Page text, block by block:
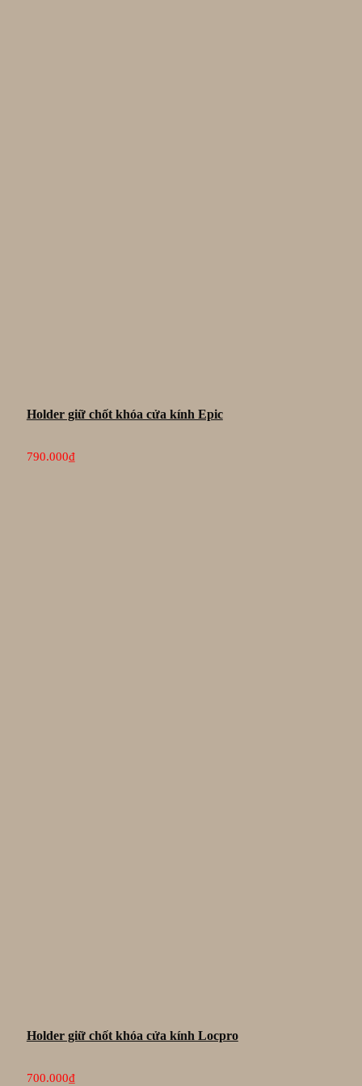
Holder giữ chốt khóa cửa kính Epic
790.000₫
Holder giữ chốt khóa cửa kính Locpro
700.000₫